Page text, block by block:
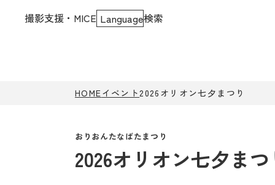
撮影支援・MICE Language検索
HOMEイベント2026オリオン七夕まつり
2026オリオン七夕ま